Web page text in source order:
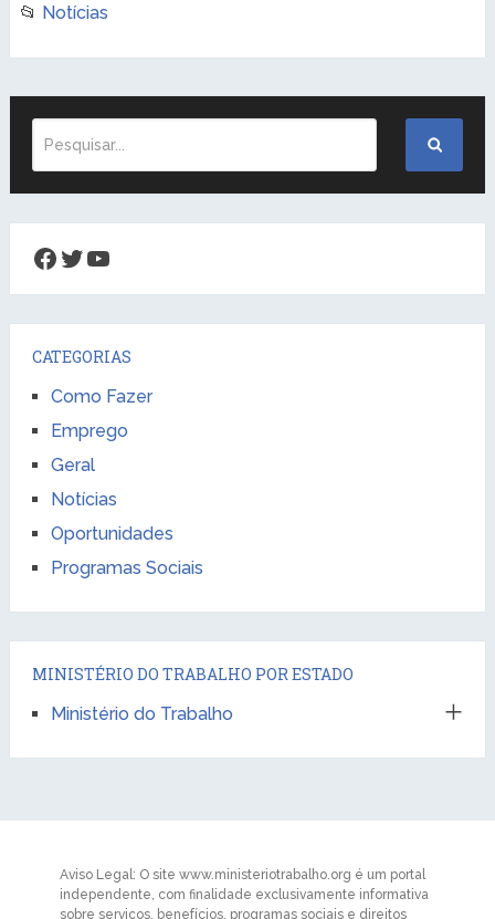
📂 Notícias
Facebook
Twitter
Youtube
CATEGORIAS
Como Fazer
Emprego
Geral
Notícias
Oportunidades
Programas Sociais
MINISTÉRIO DO TRABALHO POR ESTADO
Ministério do Trabalho
Aviso Legal: O site www.ministeriotrabalho.org é um portal
independente, com finalidade exclusivamente informativa
sobre serviços, benefícios, programas sociais e direitos